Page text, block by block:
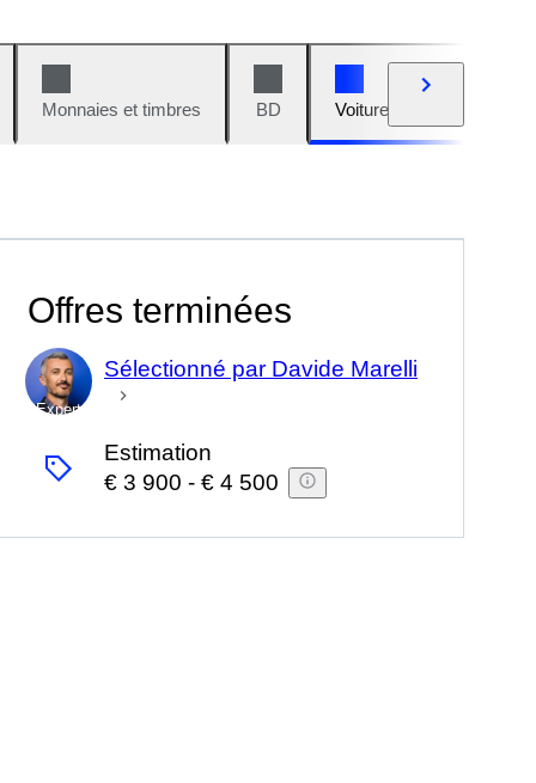
Monnaies et timbres BD Voitures et motos
Offres terminées
Expert
Sélectionné par Davide Marelli
Estimation
€ 3 900 - € 4 500